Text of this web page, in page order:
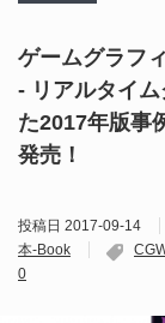
ゲームグラフ
- リアルタイ
た2017年版事
発売！
投稿日 2017-09-14
本-Book
0